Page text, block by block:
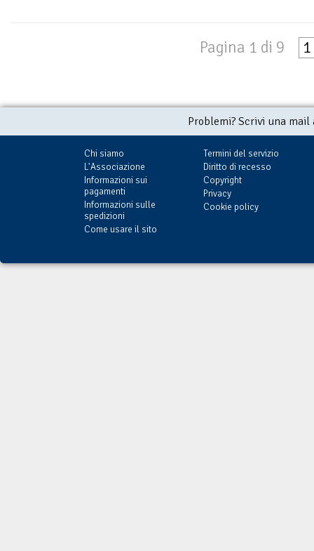
Pagina 1 di 9 1
Problemi? Scrivi una
Chi siamo
L'Associazione
Informazioni sui
pagamenti
Informazioni sulle
spedizioni
Come usare il sito
Termini del servizio
Diritto di recesso
Copyright
Privacy
Cookie policy